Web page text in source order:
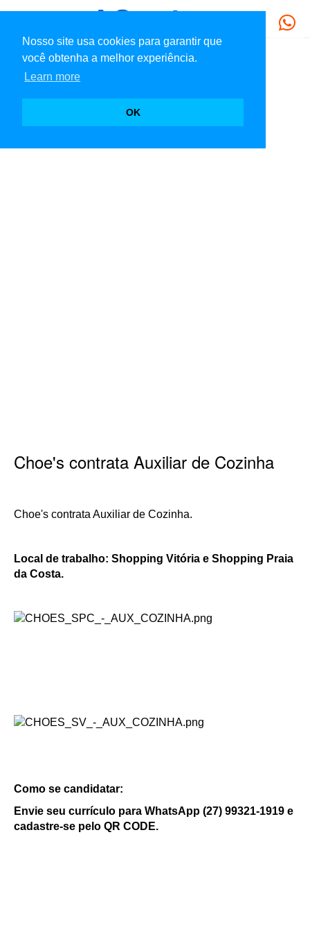
Nosso site usa cookies para garantir que
você obtenha a melhor experiência.
Learn more
OK
Choe's contrata Auxiliar de Cozinha
Choe's contrata Auxiliar de Cozinha.
Local de trabalho: Shopping Vitória e Shopping Praia
da Costa.
Como se candidatar:
Envie seu currículo para WhatsApp (27) 99321-1919 e
cadastre-se pelo QR CODE.